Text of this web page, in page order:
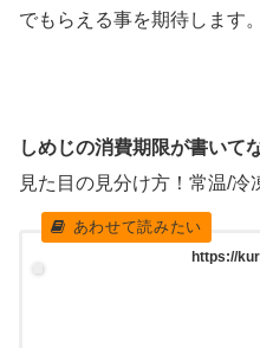
でもらえる事を期待します。
しめじの消費期限が書いて
見た目の見分け方！常温/冷
https://